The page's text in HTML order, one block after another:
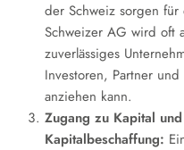
der Schweiz sorgen
Schweizer AG wird oft
zuverlässiges
Investoren, Partner
anziehen kann.
Zugang zu Kapital
Kapitalbeschaffung: